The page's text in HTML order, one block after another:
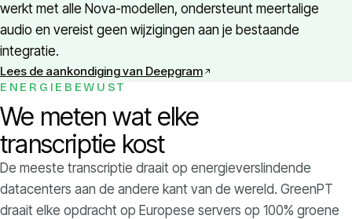
werkt met alle Nova-modellen, ondersteunt meertalige
audio en vereist geen wijzigingen aan je bestaande
integratie.
Lees de aankondiging van Deepgram
ENERGIEBEWUST
We meten wat elke
transcriptie kost
De meeste transcriptie draait op energieverslindende
datacenters aan de andere kant van de wereld. GreenPT
draait elke opdracht op Europese servers op 100% groene